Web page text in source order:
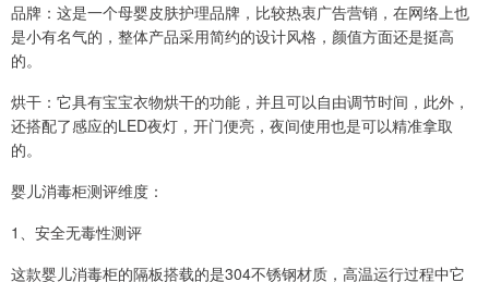
品牌：这是一个母婴皮肤护理品牌，比较热衷广告营销，在网络上也
是小有名气的，整体产品采用简约的设计风格，颜值方面还是挺高
的。
烘干：它具有宝宝衣物烘干的功能，并且可以自由调节时间，此外，
还搭配了感应的LED夜灯，开门便亮，夜间使用也是可以精准拿取
的。
婴儿消毒柜测评维度：
1、安全无毒性测评
这款婴儿消毒柜的隔板搭载的是304不锈钢材质，高温运行过程中它